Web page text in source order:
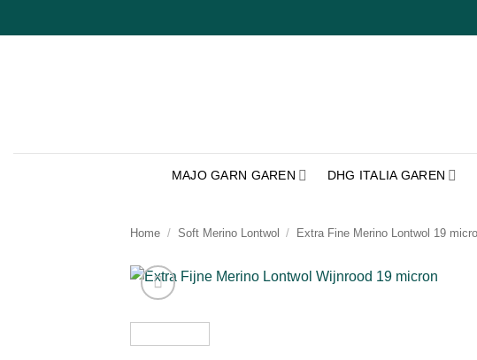
naar
MAJO GARN GAREN DHG ITALIA GAREN
Home / Soft Merino Lontwol / Extra Fine Merino Lontwol 19